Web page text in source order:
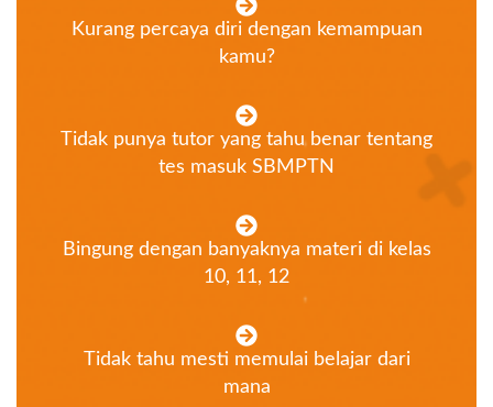
Kurang percaya diri dengan kemampuan
kamu?
Tidak punya tutor yang tahu benar tentang
tes masuk SBMPTN
Bingung dengan banyaknya materi di kelas
10, 11, 12
Tidak tahu mesti memulai belajar dari
mana